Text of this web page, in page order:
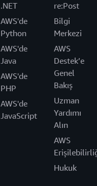
.NET
AWS'de
Python
AWS'de
Java
AWS'de
PHP
AWS'de
JavaScript
re:Post
Bilgi
Merkezi
AWS
Destek’e
Genel
Bakış
Uzman
Yardımı
Alın
AWS
Hukuk